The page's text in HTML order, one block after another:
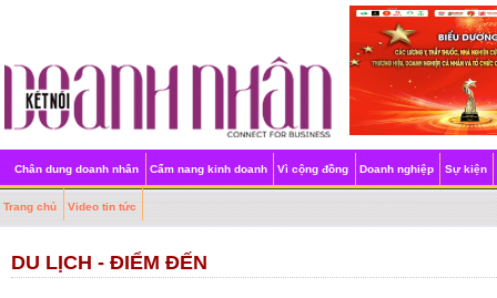
Chân dung doanh nhân Cẩm nang kinh doanh Vì cộng đồng Doanh nghiệp Sự kiện
Trang chủ Video tin tức
DU LỊCH - ĐIỂM ĐẾN